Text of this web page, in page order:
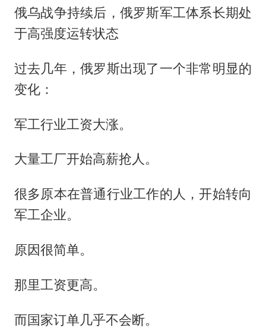
俄乌战争持续后，俄罗斯军工体系长期处
于高强度运转状态
过去几年，俄罗斯出现了一个非常明显的
变化：
军工行业工资大涨。
大量工厂开始高薪抢人。
很多原本在普通行业工作的人，开始转向
军工企业。
原因很简单。
那里工资更高。
而国家订单几乎不会断。